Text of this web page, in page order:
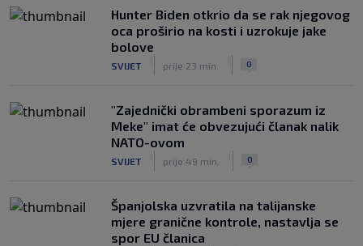
Hunter Biden otkrio da se rak njegovog
oca proširio na kosti i uzrokuje jake
bolove
SVIJET prije 23 min. 0
"Zajednički obrambeni sporazum iz
Meke" imat će obvezujući članak nalik
NATO-ovom
SVIJET prije 49 min. 0
Španjolska uzvratila na talijanske
mjere granične kontrole, nastavlja se
spor EU članica